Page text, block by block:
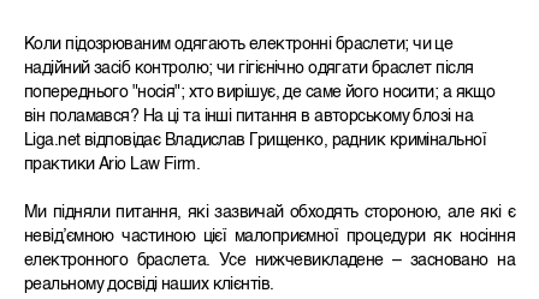
Коли підозрюваним одягають електронні браслети; чи це
надійний засіб контролю; чи гігієнічно одягати браслет після
попереднього "носія"; хто вирішує, де саме його носити; а якщо
він поламався? На ці та інші питання в авторському блозі на
Liga.net відповідає Владислав Грищенко, радник кримінальної
практики Ario Law Firm.
Ми підняли питання, які зазвичай обходять стороною, але які є
невід’ємною частиною цієї малоприємної процедури як носіння
електронного браслета. Усе нижчевикладене – засновано на
реальному досвіді наших клієнтів.